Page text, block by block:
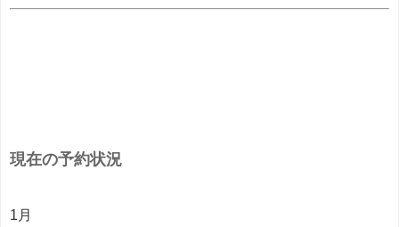
ので店頭での用紙を出してないため。顧客様に最近やってないの？あれ？終わった
現在の予約状況
1月